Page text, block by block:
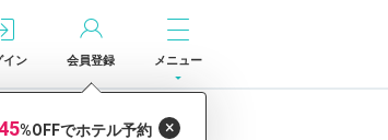
イン 会員登録 メニュー